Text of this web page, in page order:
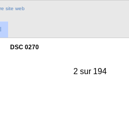
DSC 0270
2 sur 194